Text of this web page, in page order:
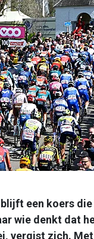
blijft een koers
wie denkt dat
vergist zich.